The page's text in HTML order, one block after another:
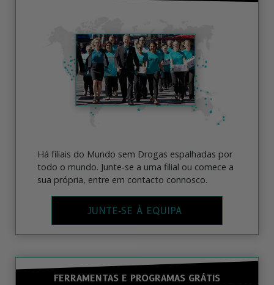
Há filiais do Mundo sem Drogas espalhadas por
todo o mundo. Junte‑se a uma filial ou comece a
sua própria, entre em contacto connosco.
JUNTE‑SE À EQUIPA
FERRAMENTAS E PROGRAMAS GRÁTIS